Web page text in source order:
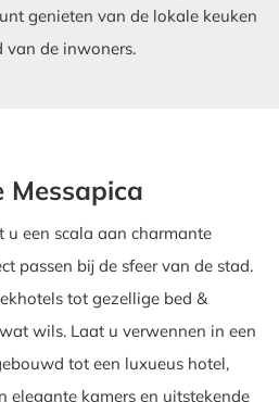
genieten van de lokale keuken
van de inwoners.
Messapica
u een scala aan charmante
passen bij de sfeer van de stad.
tot gezellige bed &
wils. Laat u verwennen in een
tot een luxueus hotel,
elegante kamers en uitstekende